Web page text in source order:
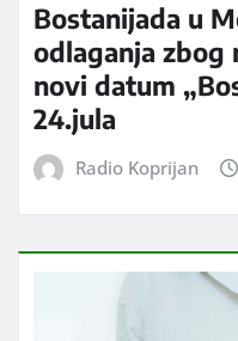
Bostanijada u
odlaganja zbog
novi datum
24.jula
Radio Koprijan